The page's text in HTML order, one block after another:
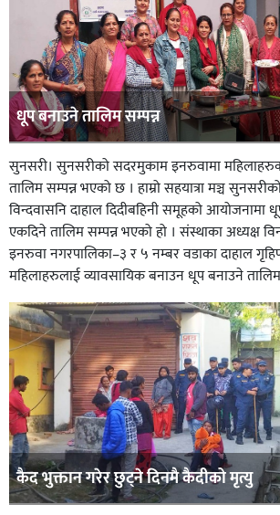
धूप बनाउने तालिम सम्पन्न
सुनसरी। सुनसरीको सदरमुकाम इनरुवामा
तालिम सम्पन्न भएको छ । हाम्रो सहयात्रा मञ्च
विन्दवासनि दाहाल दिदीबहिनी समूहको आयोजनामा
एकदिने तालिम सम्पन्न भएको हो । संस्थाका अध्यक्ष
इनरुवा नगरपालिका–३ र ५ नम्बर वडाका दाहाल
महिलाहरुलाई व्यावसायिक बनाउन धूप बनाउने
कैद भुक्तान गरेर छुट्ने दिनमै कैदीको मृत्यु